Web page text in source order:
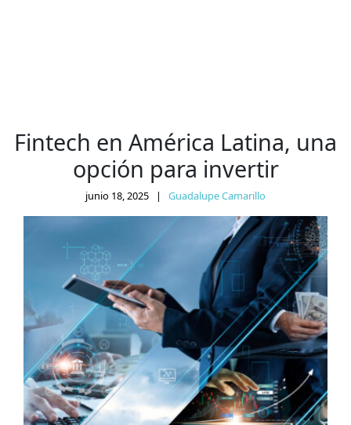
Fintech en América Latina, una
opción para invertir
junio 18, 2025 | Guadalupe Camarillo